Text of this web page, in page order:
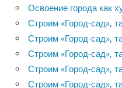
Освоение города как
Строим «Город-сад»,
Строим «Город-сад»,
Строим «Город-сад»,
Строим «Город-сад»,
Строим «Город-сад»,